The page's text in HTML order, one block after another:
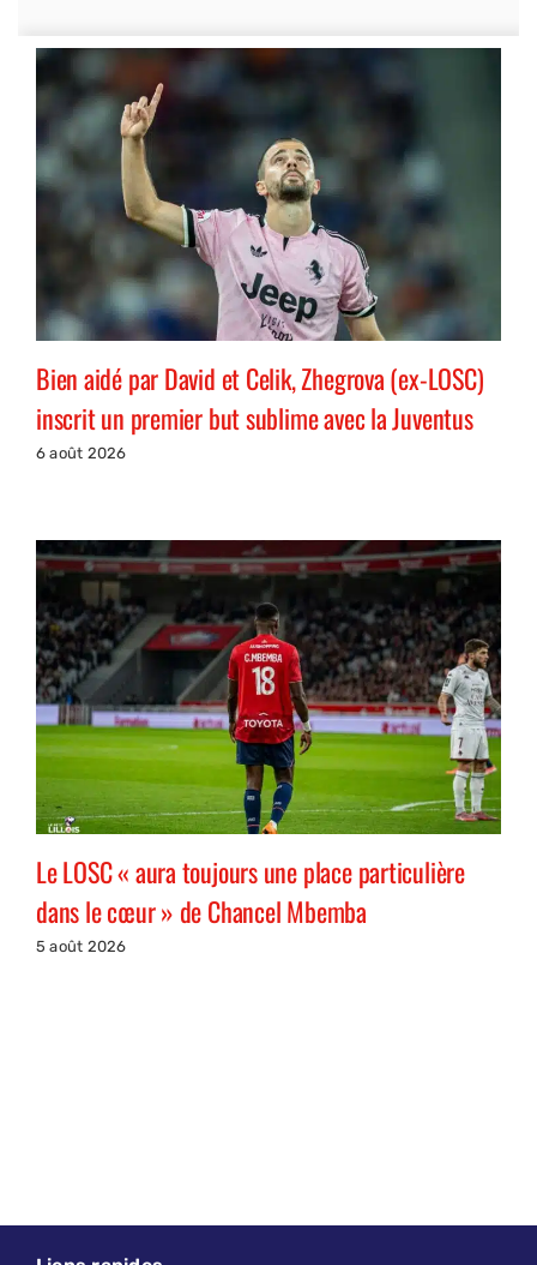
Bien aidé par David et Celik, Zhegrova (ex-LOSC)
inscrit un premier but sublime avec la Juventus
6 août 2026
Le LOSC « aura toujours une place particulière
dans le cœur » de Chancel Mbemba
5 août 2026